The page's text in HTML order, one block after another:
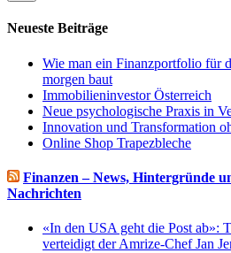
Neueste Beiträge
Wie man ein Finanzportfolio für
morgen baut
Immobilieninvestor Österreich
Neue psychologische Praxis in
Innovation und Transformation
Online Shop Trapezbleche
Finanzen – News, Hintergründe
Nachrichten
«In den USA geht die Post ab»:
verteidigt der Amrize-Chef Jan